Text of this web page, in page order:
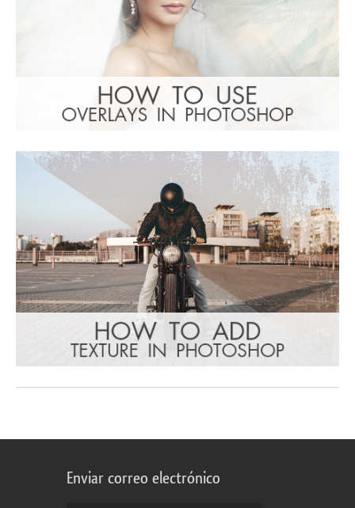
Enviar correo electrónico